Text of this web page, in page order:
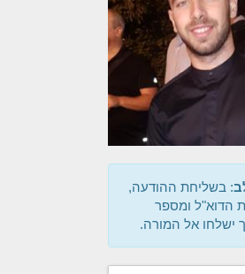
: בשליחת ההודעה,
הדוא"ל ומספר
ישלחו אל המורה.